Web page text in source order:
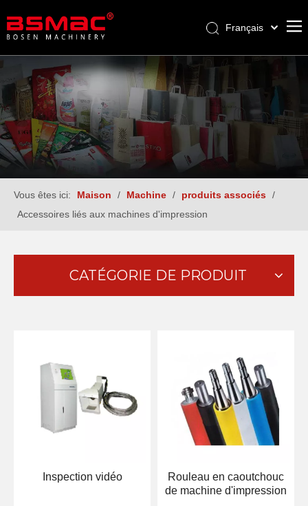
Français
العربية
Pусский
Español
Türk dili
Vous êtes ici: Maison / Machine / produits associés
/
Accessoires liés aux machines d'impression
CATÉGORIE DE PRODUIT
Inspection vidéo
Rouleau en caoutchouc
de machine d'impression